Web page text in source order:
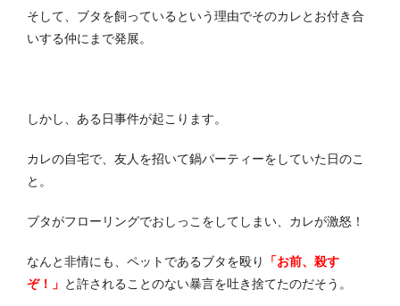
そして、ブタを飼っているという理由でそのカレとお付き合
いする仲にまで発展。
しかし、ある日事件が起こります。
カレの自宅で、友人を招いて鍋パーティーをしていた日のこ
と。
ブタがフローリングでおしっこをしてしまい、カレが激怒！
なんと非情にも、ペットであるブタを殴り
「お前、殺す
ぞ！」 と許されることのない暴言を吐き捨てたのだそう。